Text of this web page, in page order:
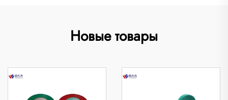
Новые товары